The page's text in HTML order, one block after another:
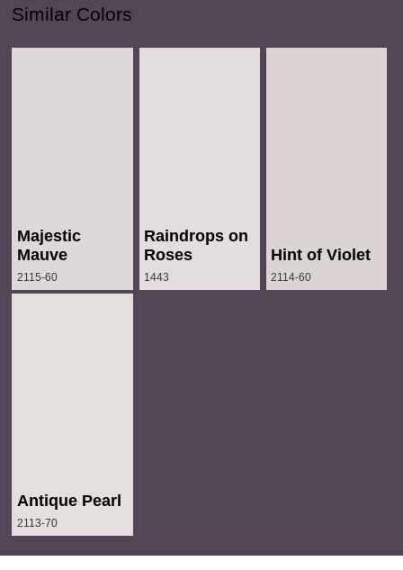
Similar Colors
Majestic
Mauve
2115-60
Raindrops on
Roses
1443
Hint of Violet
2114-60
Antique Pearl
2113-70